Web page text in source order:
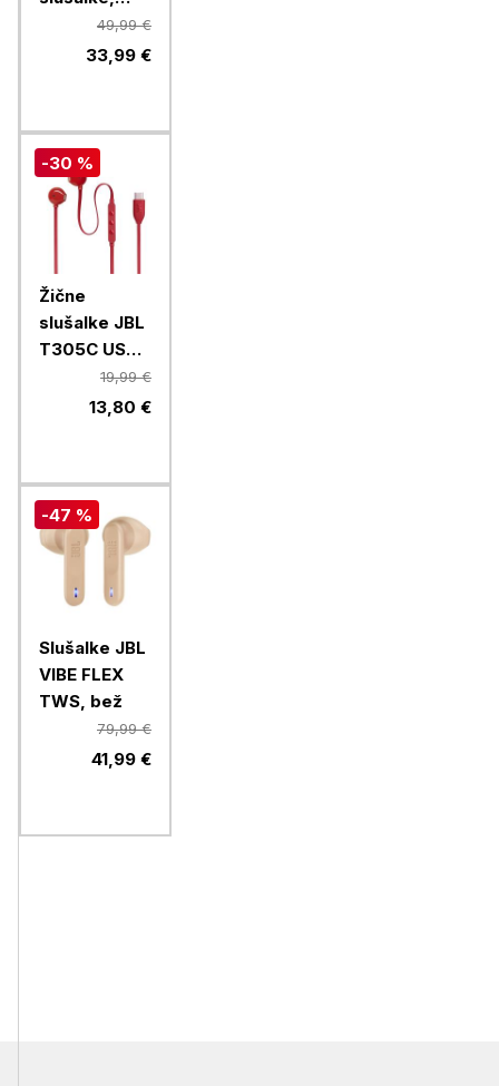
Tune 125BT,
White
49,99 €
33,99 €
-30 %
Žične
slušalke JBL
T305C USB-
C, rdeče19,99 €
13,80 €
-47 %
Slušalke JBL
VIBE FLEX
TWS, bež
79,99 €
41,99 €